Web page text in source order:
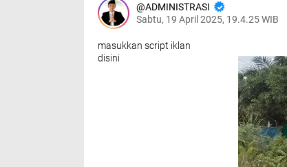
ADMINISTRASI
Sabtu, 19 April 2025, 19.4.25 WIB
masukkan script iklan
disini